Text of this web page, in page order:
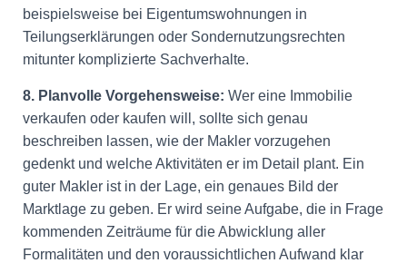
beispielsweise bei Eigentumswohnungen in
Teilungserklärungen oder Sondernutzungsrechten
mitunter komplizierte Sachverhalte.
8. Planvolle Vorgehensweise: Wer eine Immobilie
verkaufen oder kaufen will, sollte sich genau
beschreiben lassen, wie der Makler vorzugehen
gedenkt und welche Aktivitäten er im Detail plant. Ein
guter Makler ist in der Lage, ein genaues Bild der
Marktlage zu geben. Er wird seine Aufgabe, die in Frage
kommenden Zeiträume für die Abwicklung aller
Formalitäten und den voraussichtlichen Aufwand klar